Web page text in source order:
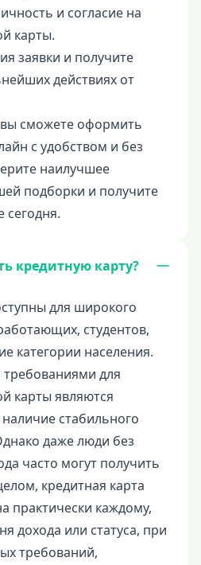
и согласие на
карты.
заявки и получите
действиях от
сможете оформить
с удобством и без
наилучшее
подборки и получите
сегодня.
кредитную карту?
для широкого
студентов,
категории населения.
для
карты являются
стабильного
даже люди без
часто могут получить
кредитная карта
практически каждому,
дохода или статуса, при
требований,